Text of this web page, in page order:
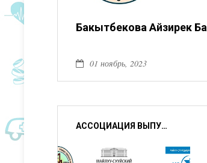
Бакытбекова Айзирек
01 ноябрь, 2023
АССОЦИАЦИЯ ВЫПУСКНИКОВ